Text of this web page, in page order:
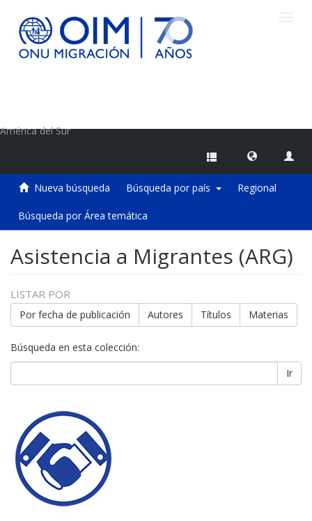
América del Sur
Nueva búsqueda Búsqueda por país Regional
Búsqueda por Área temática
Asistencia a Migrantes (ARG)
LISTAR POR
Por fecha de publicación Autores Títulos Materias
Búsqueda en esta colección:
Ir